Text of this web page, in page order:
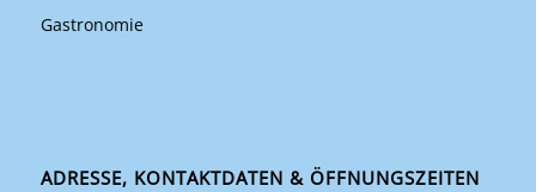
Gastronomie
ADRESSE, KONTAKTDATEN & ÖFFNUNGSZEITEN